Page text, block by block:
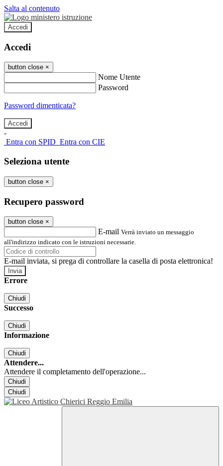
Salta al contenuto
Accedi
Accedi
button close ×
Nome Utente
Password
Password dimenticata?
-
Entra con SPID Entra con CIE
Seleziona utente
button close ×
Recupero password
button close ×
E-mail Verrà inviato un messaggio
all'indirizzo indicato con le istruzioni necessarie.
E-mail inviata, si prega di controllare la casella di posta elettronica!
Errore
Chiudi
Successo
Chiudi
Informazione
Chiudi
Attendere...
Attendere il completamento dell'operazione...
Chiudi
Chiudi